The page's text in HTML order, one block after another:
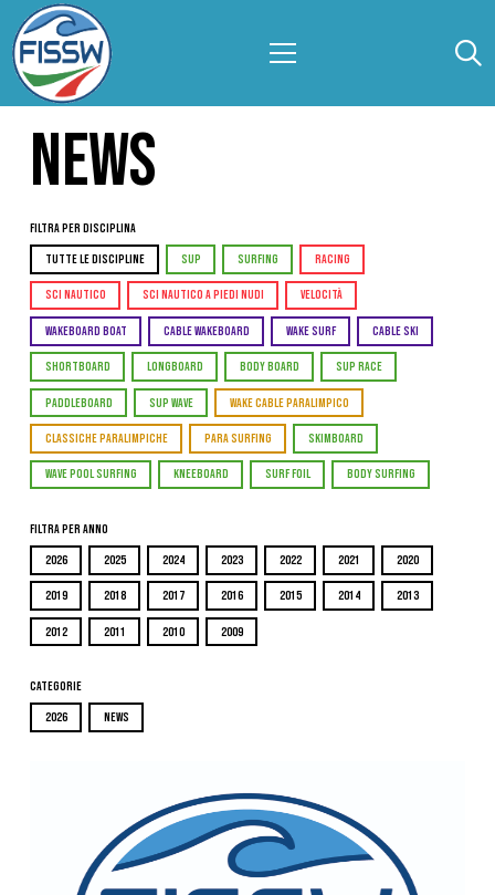
NEWS
Filtra per Disciplina
TUTTE LE DISCIPLINE SUP SURFING RACING
SCI NAUTICO SCI NAUTICO A PIEDI NUDI VELOCITÀ
WAKEBOARD BOAT CABLE WAKEBOARD WAKE SURF CABLE SKI
SHORTBOARD LONGBOARD BODY BOARD SUP RACE
PADDLEBOARD SUP WAVE WAKE CABLE PARALIMPICO
CLASSICHE PARALIMPICHE PARA SURFING SKIMBOARD
WAVE POOL SURFING KNEEBOARD SURF FOIL BODY SURFING
Filtra per Anno
2026 2025 2024 2023 2022 2021 2020
2019 2018 2017 2016 2015 2014 2013
2012 2011 2010 2009
Categorie
2026 NEWS